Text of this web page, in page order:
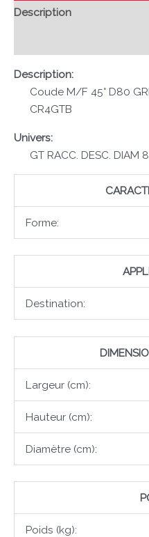
Description
Description:
Coude M/F 45° D80
CR4GTB
Univers:
GT RACC. DESC. DIAM
Forme:
Destination:
Largeur (cm):
Hauteur (cm):
Diamètre (cm):
Poids (kg):